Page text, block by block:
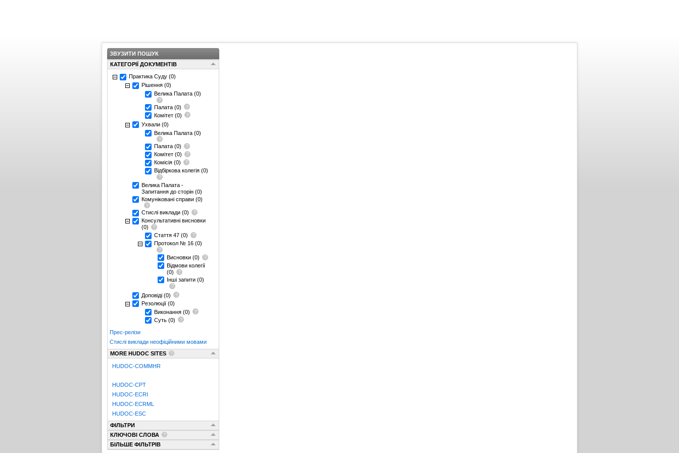
ЗВУЗИТИ ПОШУК
КАТЕГОРІЇ ДОКУМЕНТІВ
Практика Суду (0)
Рішення (0)
Велика Палата (0)
Палата (0)
Комітет (0)
Ухвали (0)
Велика Палата (0)
Палата (0)
Комітет (0)
Комісія (0)
Відбіркова колегія (0)
Велика Палата -
Запитання до сторін (0)
Комуніковані справи (0)
Стислі виклади (0)
Консультативні висновки
(0)
Стаття 47 (0)
Протокол № 16 (0)
Висновки (0)
Відмови колегії
(0)
Інші запити (0)
Доповіді (0)
Резолюції (0)
Виконання (0)
Суть (0)
Прес-релізи
Стислі виклади неофіційними мовами
MORE HUDOC SITES
HUDOC-COMMHR
HUDOC-CPT
HUDOC-ECRI
HUDOC-ECRML
HUDOC-ESC
ФІЛЬТРИ
КЛЮЧОВІ СЛОВА
БІЛЬШЕ ФІЛЬТРІВ